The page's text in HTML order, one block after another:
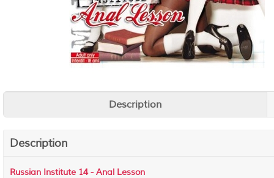
Description
Description
Russian Institute 14 - Anal Lesson